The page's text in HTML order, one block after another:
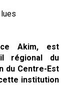
Akim, est
régional du
du Centre-Est
institution